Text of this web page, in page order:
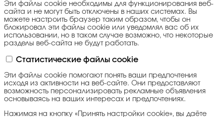
Эти файлы cookie необходимы для функционирования веб-
сайта и не могут быть отключены в наших системах. Вы
можете настроить браузер таким образом, чтобы он
блокировал эти файлы cookie или уведомлял вас об их
использовании, но в таком случае возможно, что некоторые
разделы веб-сайта не будут работать.
Статистические файлы cookie
Эти файлы cookie помогают понять ваши предпочтения
исходя из активности на веб-сайте. Они предоставляют
возможность персонализировать рекламные объявления
основываясь на ваших интересах и предпочтениях.
Нажимая на кнопку «Принять настройки cookie», вы даёте